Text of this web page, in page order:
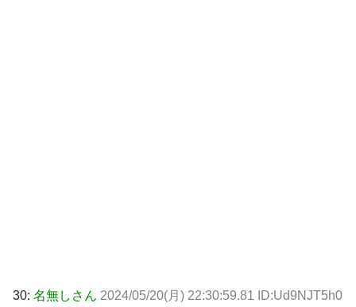
30: 名無しさん 2024/05/20(月) 22:30:59.81 ID:Ud9NJT5h0